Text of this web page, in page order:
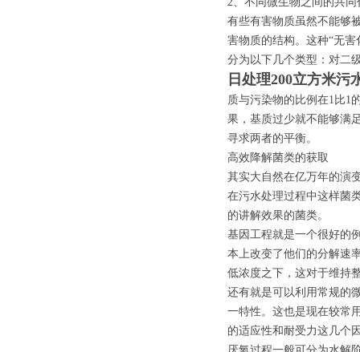
有些有害物质虽然不能够
害物质的结构。这种“无
分为以下几个类型：对二
日处理200立方米污
质与污染物的比例在1比1
果，基质过少就不能够满
寻求两者的平衡。
高效降解菌类的获取
其实大自然在亿万年的演
在污水处理过程中这样菌
的讲解效果的菌类。
基因工程就是一个很好的
本上改变了他们的分解速
低浓度之下，这对于维持
还有就是可以利用常规的
一特性。这也是现在较常
的适应性和耐受力这几个